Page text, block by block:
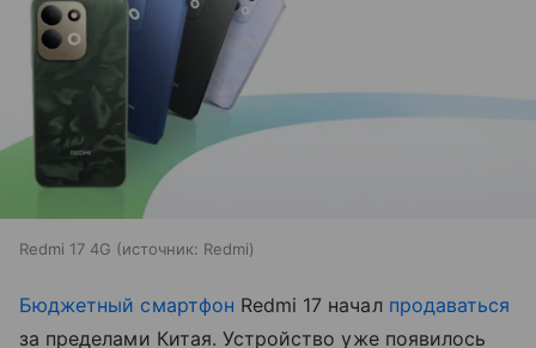
Redmi 17 4G источник: Redmi
Бюджетный смартфон Redmi 17 начал продаваться
за пределами Китая. Устройство уже появилось